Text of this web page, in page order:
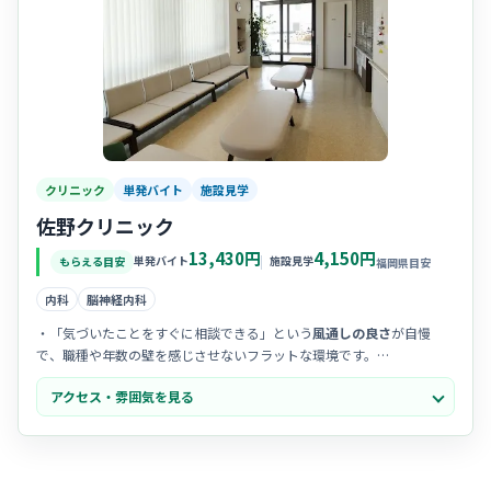
クリニック 単発バイト 施設見学
佐野クリニック
もらえる目安 単発バイト13,430円 施設見学4,150円福岡県目安
内科 脳神経内科
・「気づいたことをすぐに相談できる」という風通しの良さが自慢
で、職種や年数の壁を感じさせないフラットな環境です。
・スタッフ全員で「より良い医療」を追求する前向きな姿勢があり、
チームワーク を重視して助け合う文化が深く浸透しています。
・院内は明るく清潔感にあふれており、患者様もスタッフもリラック
スして過ごせる穏やかで心地よい雰囲気が漂っています。
アクセス・雰囲気を見る